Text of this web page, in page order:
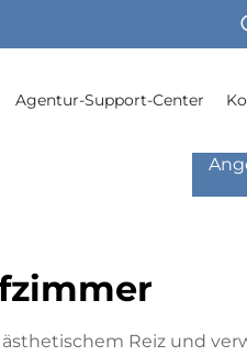
Agentur-Support-Center
Reiz und